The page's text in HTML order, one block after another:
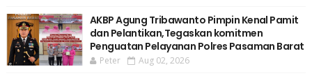
AKBP Agung Tribawanto Pimpin Kenal Pamit
dan Pelantikan,Tegaskan komitmen
Penguatan Pelayanan Polres Pasaman Barat
Peter Aug 02, 2026